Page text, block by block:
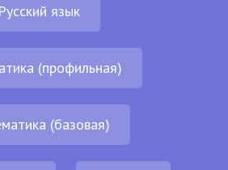
Русский язык
(профильная)
(базовая)